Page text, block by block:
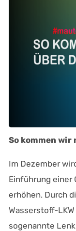
So kommen wir
Im Dezember
Einführung einer
erhöhen. Durch
Wasserstoff-
sogenannte